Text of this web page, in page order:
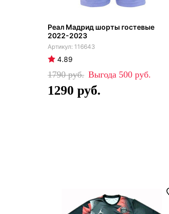
Реал Мадрид шорты гостевые
2022-2023
116643
4.89
1790 500
1290